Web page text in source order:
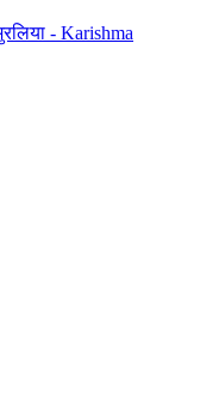
- Karishma